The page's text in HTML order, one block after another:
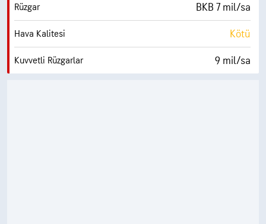
Rüzgar BKB 7 mil/sa
Hava Kalitesi Kötü
Kuvvetli Rüzgarlar 9 mil/sa